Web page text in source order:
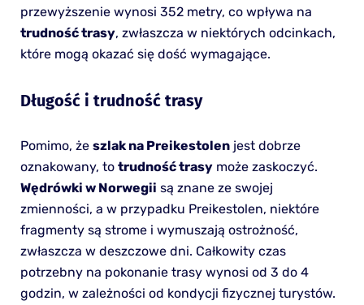
przewyższenie wynosi 352 metry, co wpływa na
trudność trasy, zwłaszcza w niektórych odcinkach,
które mogą okazać się dość wymagające.
Długość i trudność trasy
Pomimo, że szlak na Preikestolenjest dobrze
oznakowany, to trudność trasymoże zaskoczyć.
Wędrówki w Norwegii są znane ze swojej
zmienności, a w przypadku Preikestolen, niektóre
fragmenty są strome i wymuszają ostrożność,
zwłaszcza w deszczowe dni. Całkowity czas
potrzebny na pokonanie trasy wynosi od 3 do 4
godzin, w zależności od kondycji fizycznej turystów.